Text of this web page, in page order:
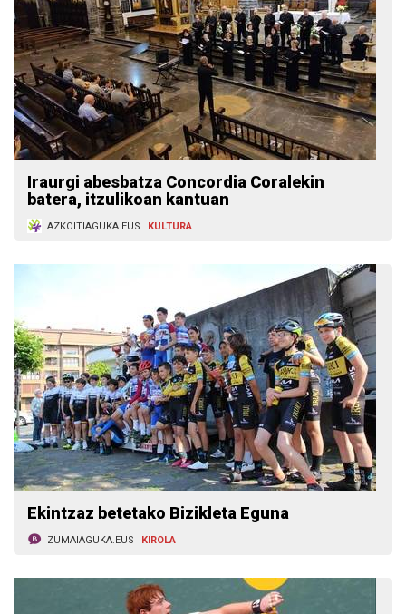
Iraurgi abesbatza Concordia Coralekin
batera, itzulikoan kantuan
AZKOITIAGUKA.EUS KULTURA
Ekintzaz betetako Bizikleta Eguna
ZUMAIAGUKA.EUS KIROLA